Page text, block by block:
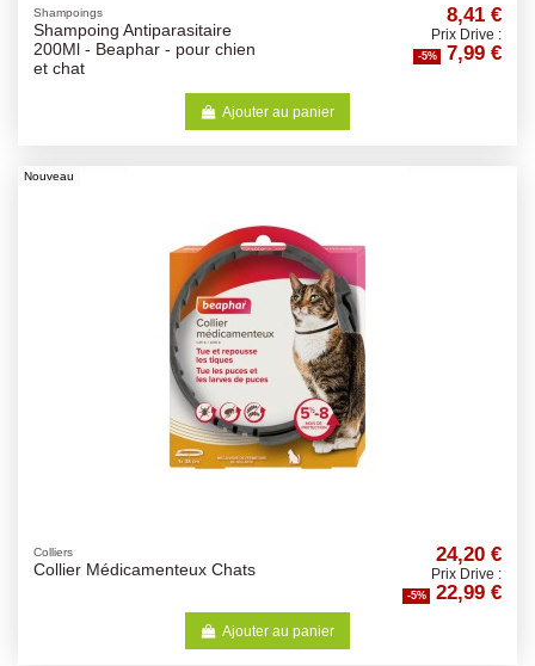
Shampoings
Shampoing Antiparasitaire
200Ml - Beaphar - pour chien
et chat
8,41 €
Prix Drive :
-5% 7,99 €
Ajouter au panier
Nouveau
Colliers
Collier Médicamenteux Chats
24,20 €
Prix Drive :
-5% 22,99 €
Ajouter au panier